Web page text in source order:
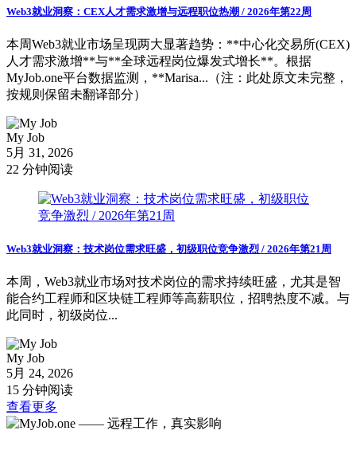
Web3就业洞察：CEX人才需求激增与远程职位热潮 / 2026年第22周
本周Web3就业市场呈现两大显著趋势：**中心化交易所(CEX)
人才需求激增**与**全球远程岗位爆发式增长**。根据
MyJob.one平台数据监测，**Marisa...（注：此处原文未完整，
按规则保留未翻译部分）
My Job
5月 31, 2026
22 分钟阅读
Web3就业洞察：技术岗位需求旺盛，初级职位竞争激烈 / 2026年第21周
本周，Web3就业市场对技术岗位的需求持续旺盛，尤其是智
能合约工程师和区块链工程师等高薪职位，招聘热度不减。与
此同时，初级岗位...
My Job
5月 24, 2026
15 分钟阅读
查看更多